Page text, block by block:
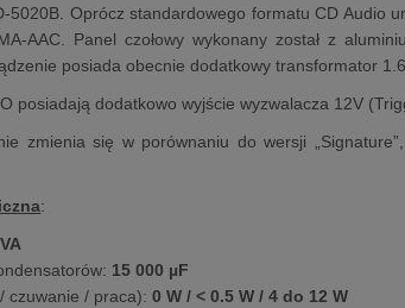
5020B. Oprócz standardowego formatu CD Audio
AAC. Panel czołowy wykonany został z
posiada obecnie dodatkowy transformator 1.6
posiadają dodatkowo wyjście wyzwalacza 12V
zmienia się w porównaniu do wersji
:
15 000 µF
czuwanie / praca): 0 W / < 0.5 W / 4 do 12 W